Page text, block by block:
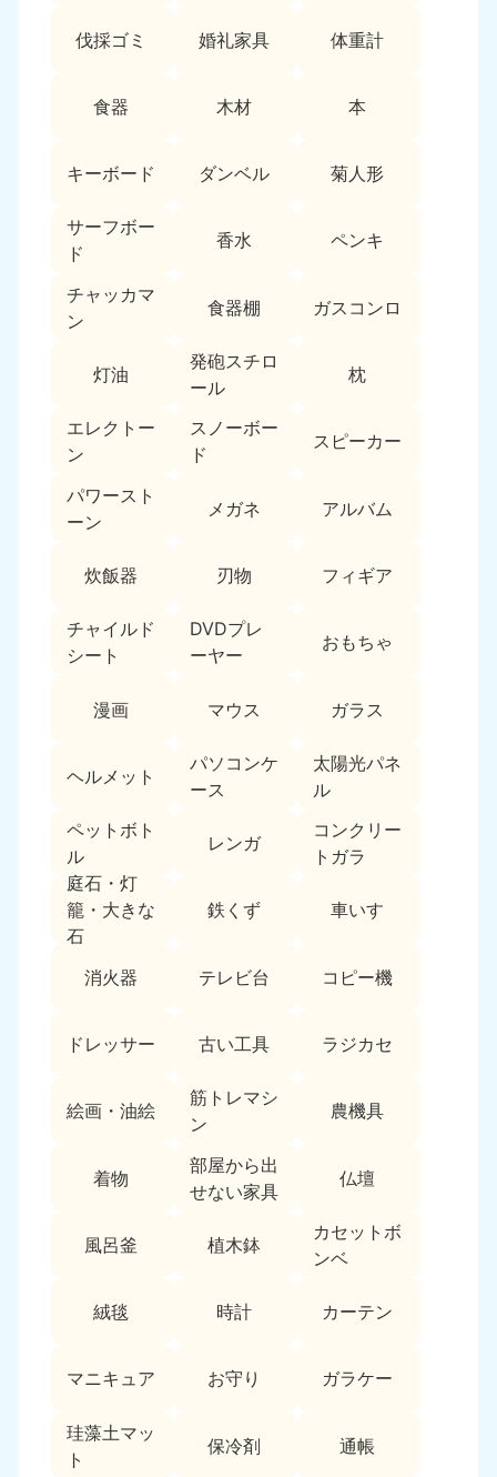
伐採ゴミ 婚礼家具 体重計
食器 木材 本
キーボード ダンベル 菊人形
サーフボー
ド
香水 ペンキ
チャッカマ
ン
食器棚 ガスコンロ
灯油
発砲スチロ
ール
枕
エレクトー
ン
スノーボー
ド
スピーカー
パワースト
ーン
メガネ アルバム
炊飯器 刃物 フィギア
チャイルド
シート
DVDプレ
ーヤー
おもちゃ
漫画 マウス ガラス
ヘルメット
パソコンケ
ース
太陽光パネ
ル
ペットボト
ル
レンガ
コンクリー
トガラ
庭石・灯
籠・大きな
石
鉄くず 車いす
消火器 テレビ台 コピー機
ドレッサー 古い工具 ラジカセ
絵画・油絵
筋トレマシ
ン
農機具
着物
部屋から出
せない家具
仏壇
風呂釜 植木鉢
カセットボ
ンベ
絨毯 時計 カーテン
マニキュア お守り ガラケー
珪藻土マッ
ト
保冷剤 通帳
静岡県 長野県
050-1881-5258
9:00〜19:00 年中無休
050-1881-5261
9:00〜19:00 年中無休
富山県
050-1881-5262
山梨県
050-1881-5263
9:00〜19:00 年中無休
近畿
050-1881-5250
9:00〜19:00 年中無休 9:00〜19:00 年中無休
奈良県
050-1881-5249
三重県
050-1881-5254
滋賀県
9:00〜19:00 年中無休 9:00〜19:00 年中無休
050-1881-5248
中国
岡山県
050-1881-5146
9:00〜19:00 年中無休
山口県
050-1880-9900
9:00〜19:00 年中無休 9:00〜19:00 年中無休
島根県
050-1881-5145
四国
香川県
050-1880-9899
徳島県
050-1880-9898
9:00〜19:00 年中無休 9:00〜19:00 年中無休